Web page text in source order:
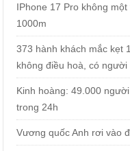
IPhone 17 Pro không
1000m
373 hành khách mắc kẹt
không điều hoà, có người
Kinh hoàng: 49.000
trong 24h
Vương quốc Anh rơi vào